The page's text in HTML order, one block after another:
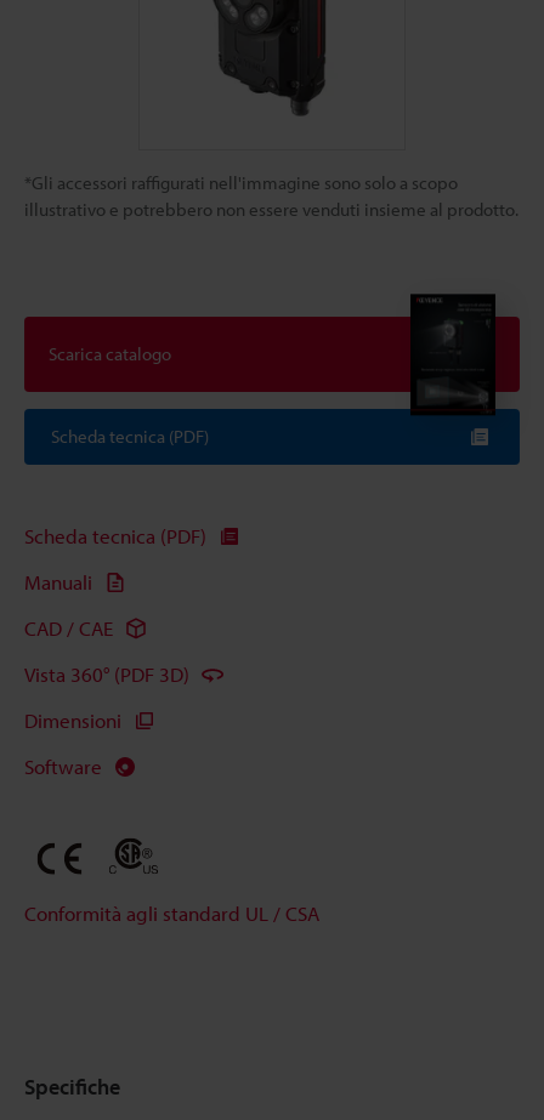
*Gli accessori raffigurati nell'immagine sono solo a scopo
illustrativo e potrebbero non essere venduti insieme al prodotto.
Scarica catalogo
Scheda tecnica (PDF)
Scheda tecnica (PDF)
Manuali
CAD / CAE
Vista 360° (PDF 3D)
Dimensioni
Software
Conformità agli standard UL / CSA
Specifiche